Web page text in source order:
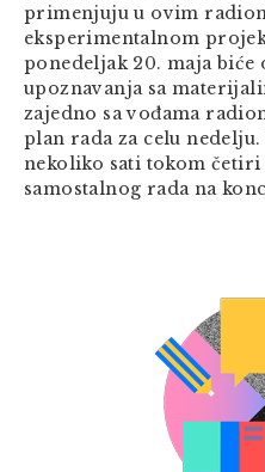
primenjuju u ovim
eksperimentalnom
ponedeljak 20. maja biće
upoznavanja sa
zajedno sa vođama
plan rada za celu
nekoliko sati tokom četiri
samostalnog rada na